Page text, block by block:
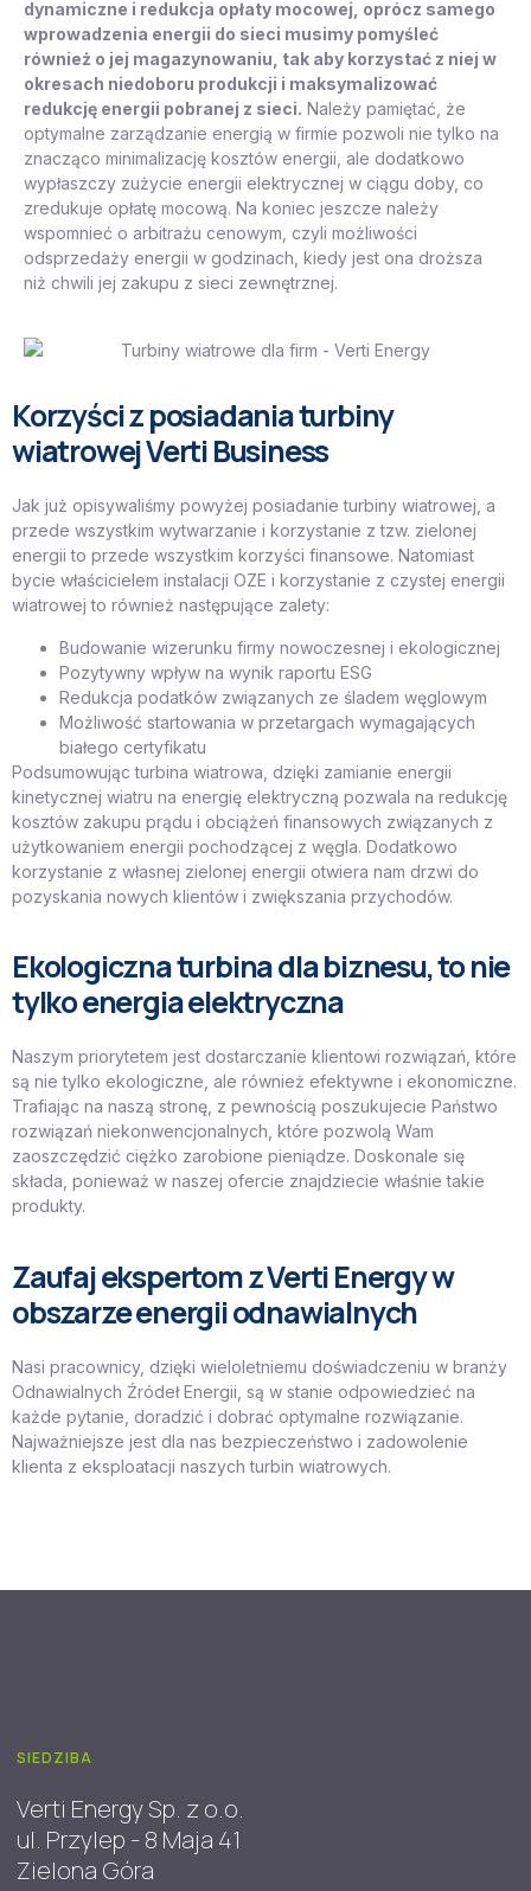
dynamiczne i redukcja opłaty mocowej, oprócz samego
wprowadzenia energii do sieci musimy pomyśleć
również o jej magazynowaniu, tak aby korzystać z niej w
okresach niedoboru produkcji i maksymalizować
redukcję energii pobranej z sieci. Należy pamiętać, że
optymalne zarządzanie energią w firmie pozwoli nie tylko na
znacząco minimalizację kosztów energii, ale dodatkowo
wypłaszczy zużycie energii elektrycznej w ciągu doby, co
zredukuje opłatę mocową. Na koniec jeszcze należy
wspomnieć o arbitrażu cenowym, czyli możliwości
odsprzedaży energii w godzinach, kiedy jest ona droższa
niż chwili jej zakupu z sieci zewnętrznej.
Korzyści z posiadania turbiny
wiatrowej Verti Business
Jak już opisywaliśmy powyżej posiadanie turbiny wiatrowej, a
przede wszystkim wytwarzanie i korzystanie z tzw. zielonej
energii to przede wszystkim korzyści finansowe. Natomiast
bycie właścicielem instalacji OZE i korzystanie z czystej energii
wiatrowej to również następujące zalety:
Budowanie wizerunku firmy nowoczesnej i ekologicznej
Pozytywny wpływ na wynik raportu ESG
Redukcja podatków związanych ze śladem węglowym
Możliwość startowania w przetargach wymagających
białego certyfikatu
Podsumowując turbina wiatrowa, dzięki zamianie energii
kinetycznej wiatru na energię elektryczną pozwala na redukcję
kosztów zakupu prądu i obciążeń finansowych związanych z
użytkowaniem energii pochodzącej z węgla. Dodatkowo
korzystanie z własnej zielonej energii otwiera nam drzwi do
pozyskania nowych klientów i zwiększania przychodów.
Ekologiczna turbina dla biznesu, to nie
tylko energia elektryczna
Naszym priorytetem jest dostarczanie klientowi rozwiązań, które
są nie tylko ekologiczne, ale również efektywne i ekonomiczne.
Trafiając na naszą stronę, z pewnością poszukujecie Państwo
rozwiązań niekonwencjonalnych, które pozwolą Wam
zaoszczędzić ciężko zarobione pieniądze. Doskonale się
składa, ponieważ w naszej ofercie znajdziecie właśnie takie
produkty.
Zaufaj ekspertom z Verti Energy w
obszarze energii odnawialnych
Nasi pracownicy, dzięki wieloletniemu doświadczeniu w branży
Odnawialnych Źródeł Energii, są w stanie odpowiedzieć na
każde pytanie, doradzić i dobrać optymalne rozwiązanie.
Najważniejsze jest dla nas bezpieczeństwo i zadowolenie
klienta z eksploatacji naszych turbin wiatrowych.
SIEDZIBA
Verti Energy Sp. z o.o.
ul. Przylep - 8 Maja 41
Zielona Góra